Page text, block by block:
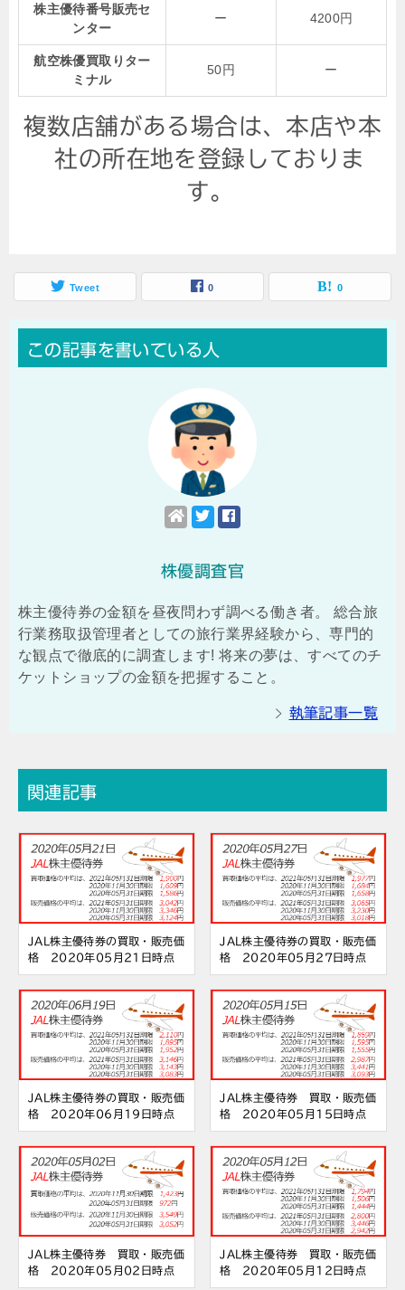
株主優待番号販売セ
ンター
ー 4200円
航空株優買取りター
ミナル
50円 ー
複数店舗がある場合は、本店や本
社の所在地を登録しておりま
す。
Tweet 0 0
この記事を書いている人
株優調査官
株主優待券の金額を昼夜問わず調べる働き者。 総合旅
行業務取扱管理者としての旅行業界経験から、専門的
な観点で徹底的に調査します! 将来の夢は、すべてのチ
ケットショップの金額を把握すること。
執筆記事一覧
関連記事
JAL株主優待券の買取・販売価
格 2020年05月21日時点
JAL株主優待券の買取・販売価
格 2020年05月27日時点
JAL株主優待券の買取・販売価
格 2020年06月19日時点
JAL株主優待券 買取・販売価
格 2020年05月15日時点
JAL株主優待券 買取・販売価
格 2020年05月02日時点
JAL株主優待券 買取・販売価
格 2020年05月12日時点